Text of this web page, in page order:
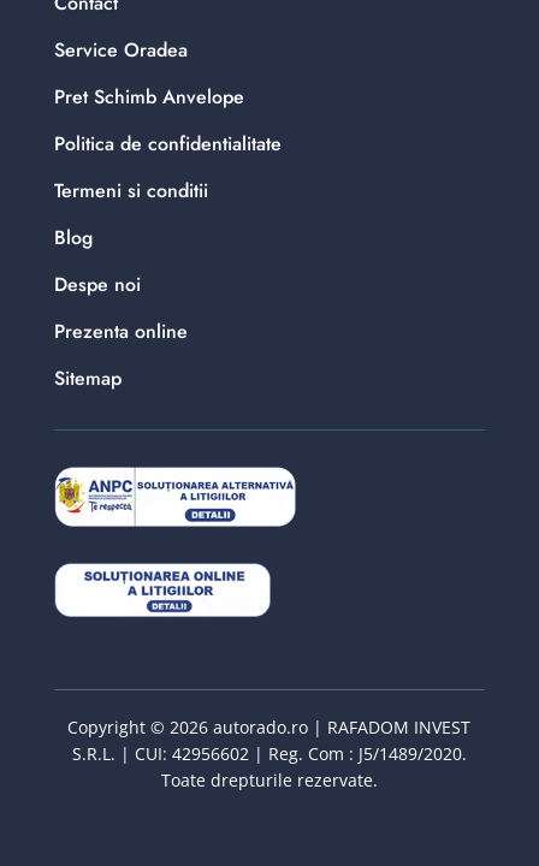
Service Oradea
Pret Schimb Anvelope
Politica de confidentialitate
Termeni si conditii
Blog
Despe noi
Prezenta online
Sitemap
Copyright © 2026 autorado.ro | RAFADOM INVEST
S.R.L. | CUI: 42956602 | Reg. Com : J5/1489/2020.
Toate drepturile rezervate.